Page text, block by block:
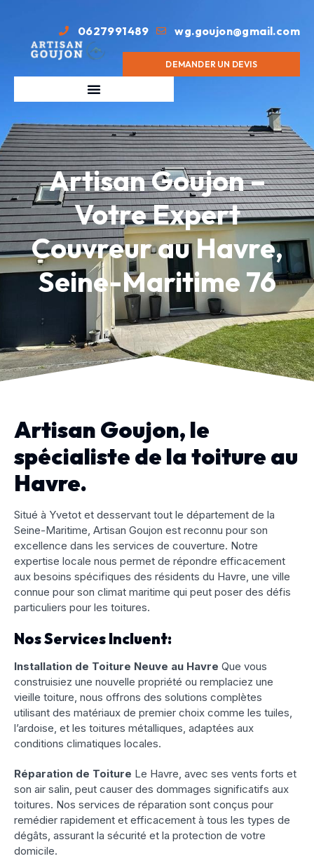
0627991489 wg.goujon@gmail.com
DEMANDER UN DEVIS
Artisan Goujon –
Votre Expert
Couvreur au Havre,
Seine-Maritime 76
Artisan Goujon, le
spécialiste de la toiture au
Havre.
Situé à Yvetot et desservant tout le département de la
Seine-Maritime, Artisan Goujon est reconnu pour son
excellence dans les services de couverture. Notre
expertise locale nous permet de répondre efficacement
aux besoins spécifiques des résidents du Havre, une ville
connue pour son climat maritime qui peut poser des défis
particuliers pour les toitures.
Nos Services Incluent:
Installation de Toiture Neuve au Havre Que vous
construisiez une nouvelle propriété ou remplaciez une
vieille toiture, nous offrons des solutions complètes
utilisant des matériaux de premier choix comme les tuiles,
l’ardoise, et les toitures métalliques, adaptées aux
conditions climatiques locales.
Réparation de Toiture Le Havre, avec ses vents forts et
son air salin, peut causer des dommages significatifs aux
toitures. Nos services de réparation sont conçus pour
remédier rapidement et efficacement à tous les types de
dégâts, assurant la sécurité et la protection de votre
domicile.